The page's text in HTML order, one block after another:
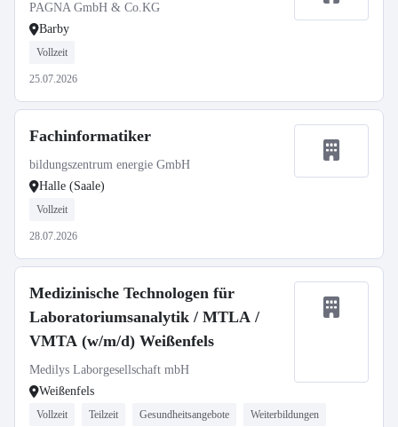
PAGNA GmbH & Co.KG
Barby
Vollzeit
25.07.2026
Fachinformatiker
bildungszentrum energie GmbH
Halle (Saale)
Vollzeit
28.07.2026
Medizinische Technologen für
Laboratoriumsanalytik / MTLA /
VMTA (w/m/d) Weißenfels
Medilys Laborgesellschaft mbH
Weißenfels
Vollzeit Teilzeit Gesundheitsangebote Weiterbildungen